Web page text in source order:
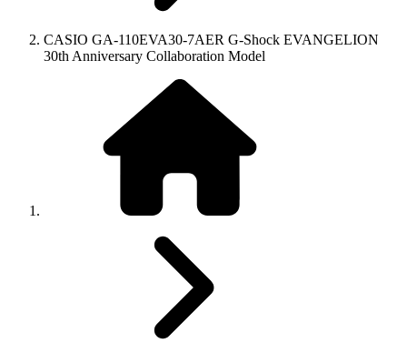
CASIO GA-110EVA30-7AER G-Shock EVANGELION
30th Anniversary Collaboration Model